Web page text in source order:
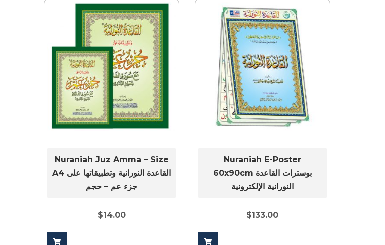
Nuraniah Juz Amma – Size
A4 القاعدة النورانية وتطبيقاتها على
جزء عم – حجم
$14.00
Nuraniah E-Poster
60x90cm بوسترات القاعدة
النورانية الإلكترونية
$133.00